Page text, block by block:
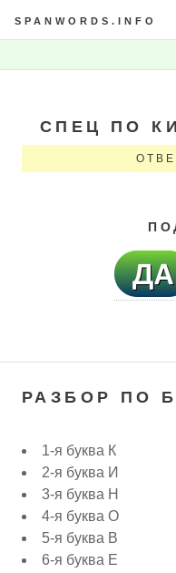
SPANWORDS.INFO
СПЕЦ ПО
РАЗБОР ПО
1-я буква К
2-я буква И
3-я буква Н
4-я буква О
5-я буква В
6-я буква Е